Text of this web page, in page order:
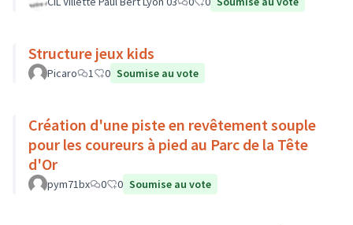
Structure jeux kids
Picaro 1 0 Soumise au vote
Création d'une piste en revêtement souple
pour les coureurs à pied au Parc de la Tête
d'Or
pym71bx 0 0 Soumise au vote